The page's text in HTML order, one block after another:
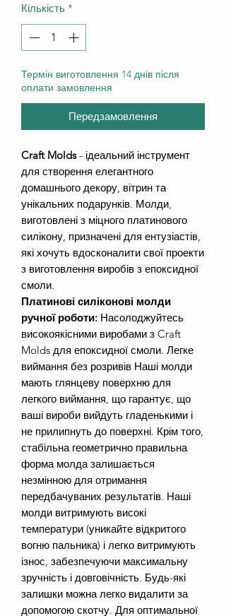
Кількість *
Термін виготовлення 14 днів після
оплати замовлення
Передзамовлення
Craft Molds- ідеальний інструмент
для створення елегантного
домашнього декору, вітрин та
унікальних подарунків. Молди,
виготовлені з міцного платинового
силікону, призначені для ентузіастів,
які хочуть вдосконалити свої проекти
з виготовлення виробів з епоксидної
смоли.
Платинові силіконові молди
ручної роботи: Насолоджуйтесь
високоякісними виробами з Craft
Molds для епоксидної смоли. Легке
виймання без розривів Наші молди
мають глянцеву поверхню для
легкого виймання, що гарантує, що
ваші вироби вийдуть гладенькими і
не прилипнуть до поверхні. Крім того,
стабільна геометрично правильна
форма молда залишається
незмінною для отримання
передбачуваних результатів. Наші
молди витримують високі
температури (уникайте відкритого
вогню пальника) і легко витримують
ізнос, забезпечуючи максимальну
зручність і довговічність. Будь-які
залишки можна легко видалити за
допомогою скотчу. Для оптимальної